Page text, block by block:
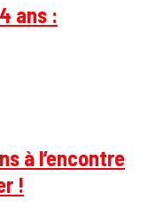
ans :
à l’encontre
!